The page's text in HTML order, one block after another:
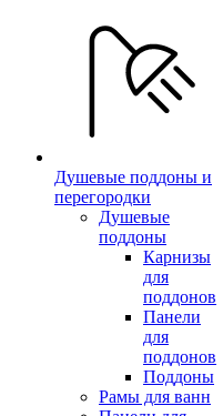
Душевые поддоны и
перегородки
Душевые
поддоны
Карнизы
для
поддонов
Панели
для
поддонов
Поддоны
Рамы для ванн